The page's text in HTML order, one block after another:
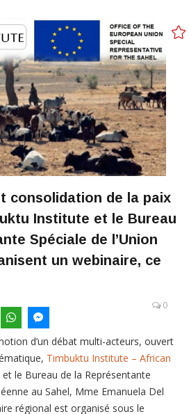
consolidation de la paix
Institute et le Bureau
Spéciale de l’Union
un webinaire, ce
0
d’un débat multi-acteurs, ouvert
Timbuktu Institute – African
et le Bureau de la Représentante
au Sahel, Mme Emanuela Del
régional est organisé sous le